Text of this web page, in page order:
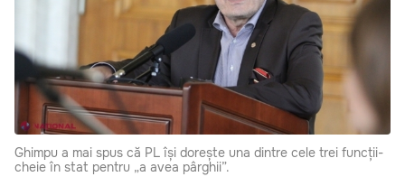
Ghimpu a mai spus că PL își dorește una dintre cele trei funcții-
cheie în stat pentru „a avea pârghii”.